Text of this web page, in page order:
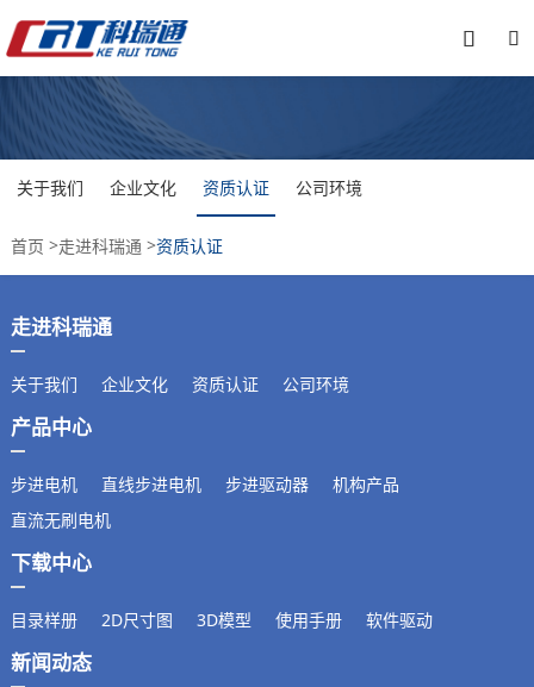


关于我们 企业文化 资质认证 公司环境
首页 >走进科瑞通 >资质认证
走进科瑞通
关于我们 企业文化 资质认证 公司环境
产品中心
步进电机 直线步进电机 步进驱动器
机构产品
直流无刷电机
下载中心
目录样册 2D尺寸图 3D模型 使用手册 软件驱动
新闻动态